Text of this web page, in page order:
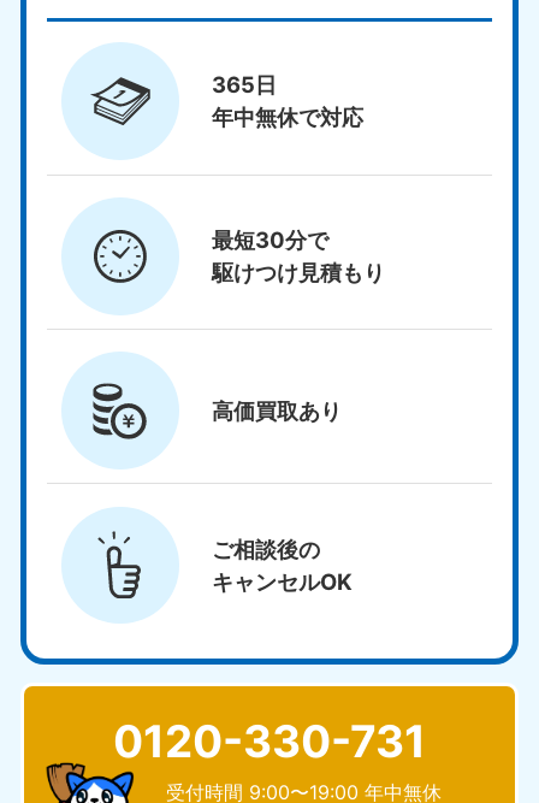
365日
年中無休で対応
最短30分で
駆けつけ見積もり
高価買取あり
ご相談後の
キャンセルOK
0120-330-731
受付時間 9:00〜19:00 年中無休